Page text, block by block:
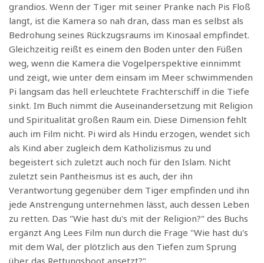
grandios. Wenn der Tiger mit seiner Pranke nach Pis Floß
langt, ist die Kamera so nah dran, dass man es selbst als
Bedrohung seines Rückzugsraums im Kinosaal empfindet.
Gleichzeitig reißt es einem den Boden unter den Füßen
weg, wenn die Kamera die Vogelperspektive einnimmt
und zeigt, wie unter dem einsam im Meer schwimmenden
Pi langsam das hell erleuchtete Frachterschiff in die Tiefe
sinkt. Im Buch nimmt die Auseinandersetzung mit Religion
und Spiritualität großen Raum ein. Diese Dimension fehlt
auch im Film nicht. Pi wird als Hindu erzogen, wendet sich
als Kind aber zugleich dem Katholizismus zu und
begeistert sich zuletzt auch noch für den Islam. Nicht
zuletzt sein Pantheismus ist es auch, der ihn
Verantwortung gegenüber dem Tiger empfinden und ihn
jede Anstrengung unternehmen lässt, auch dessen Leben
zu retten. Das "Wie hast du's mit der Religion?" des Buchs
ergänzt Ang Lees Film nun durch die Frage "Wie hast du's
mit dem Wal, der plötzlich aus den Tiefen zum Sprung